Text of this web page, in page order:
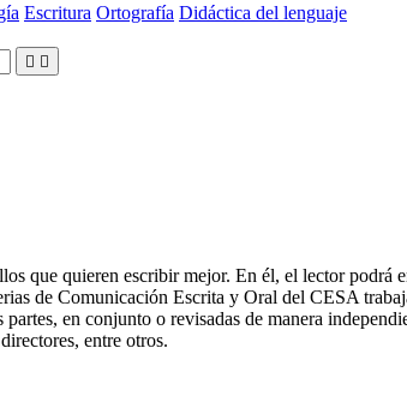
Escritura Ortografía Didáctica del lenguaje
 
que quieren escribir mejor. En él, el lector
de Comunicación Escrita y Oral del CESA
en conjunto o revisadas de manera
entre otros.